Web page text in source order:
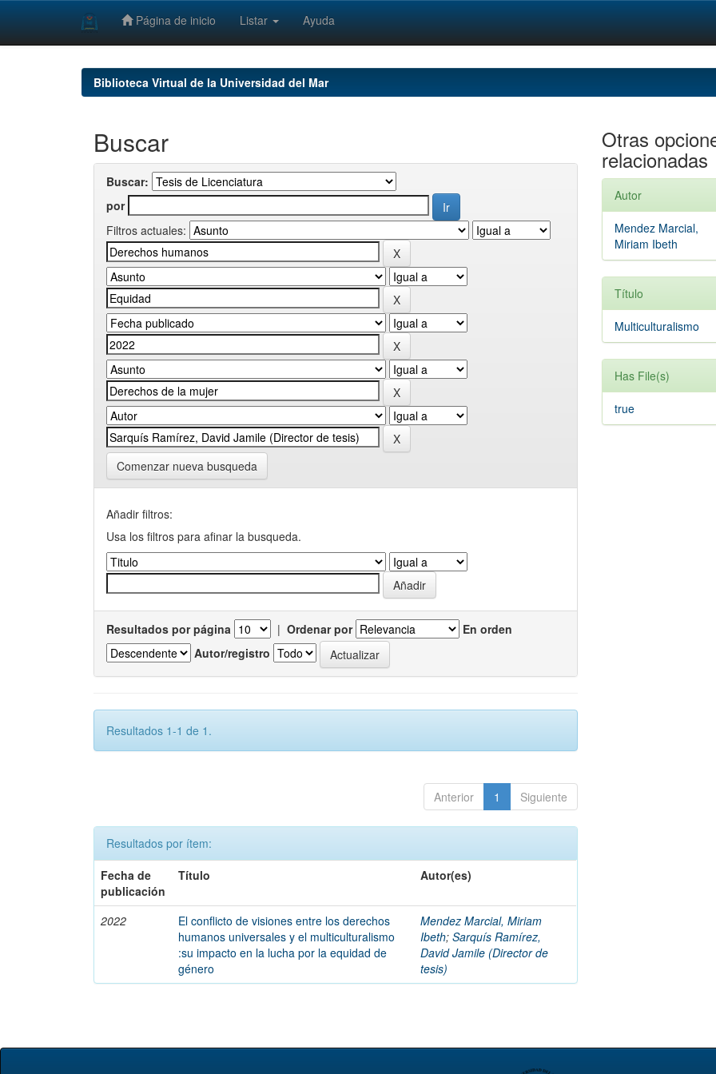
Página de inicio Listar Ayuda
Biblioteca Virtual de la Universidad del Mar
Buscar
Buscar:
por
Filtros actuales:
Comenzar nueva busqueda
Añadir filtros:
Usa los filtros para afinar la busqueda.
Resultados por página | Ordenar por
En orden
Autor/registro
Resultados 1-1 de 1.
Anterior 1 Siguiente
Resultados por ítem:
Fecha de
publicación
Título Autor(es)
2022
El conflicto de visiones entre los derechos
humanos universales y el multiculturalismo
:su impacto en la lucha por la equidad de
género
Mendez Marcial, Miriam
Ibeth;Sarquís Ramírez,
David Jamile (Director de
tesis)
Otras
relacionadas
Autor
Mendez Marcial,
Miriam Ibeth
Título
Multiculturalismo
Has File(s)
true